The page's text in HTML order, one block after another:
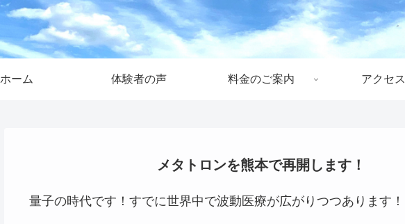
ホーム 体験者の声 料金のご案内 アクセス
メタトロンを熊本で再開します！
量子の時代です！すでに世界中で波動医療が広がりつつあります！